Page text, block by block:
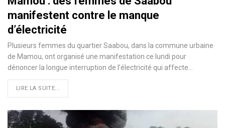
manifestent contre le manque
d’électricité
Plusieurs femmes du quartier Saabou, dans la commune urbaine
de Mamou, ont organisé une manifestation ce lundi pour
dénoncer la longue interruption de l’électricité qui affecte…
LIRE LA SUITE...